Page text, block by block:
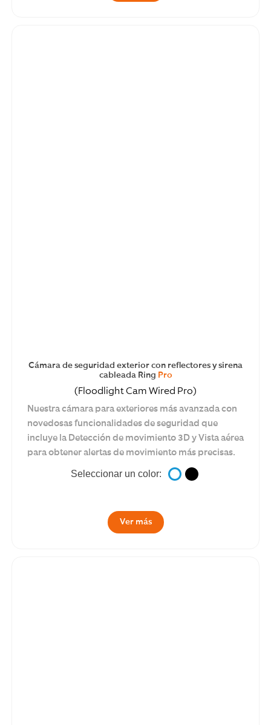
Cámara de seguridad exterior con reflectores y sirena
cableada Ring Pro
(Floodlight Cam Wired Pro)
Nuestra cámara para exteriores más avanzada con
novedosas funcionalidades de seguridad que
incluye la Detección de movimiento 3D y Vista aérea
para obtener alertas de movimiento más precisas.
Seleccionar un color:
Ver más